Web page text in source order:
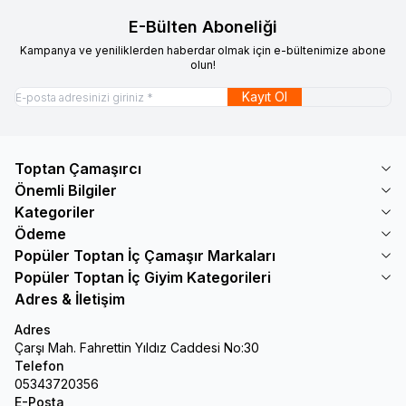
E-Bülten Aboneliği
Kampanya ve yeniliklerden haberdar olmak için e-bültenimize abone
olun!
Kayıt Ol
Toptan Çamaşırcı
Önemli Bilgiler
Kategoriler
Ödeme
Popüler Toptan İç Çamaşır Markaları
Popüler Toptan İç Giyim Kategorileri
Adres & İletişim
Adres
Çarşı Mah. Fahrettin Yıldız Caddesi No:30
Telefon
05343720356
E-Posta